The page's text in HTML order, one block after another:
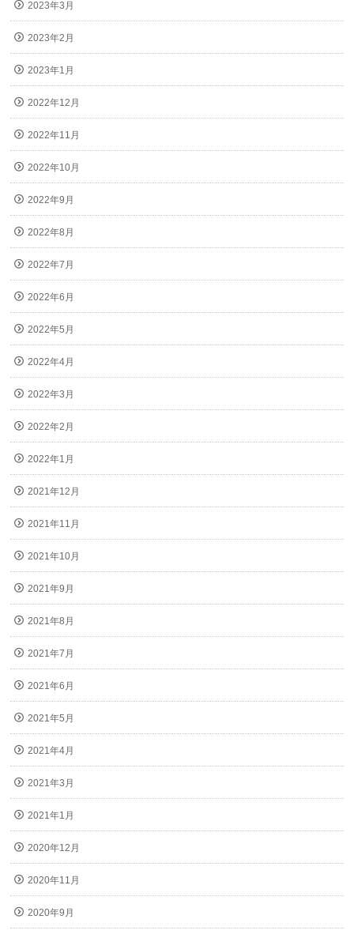
2023年3月
2023年2月
2023年1月
2022年12月
2022年11月
2022年10月
2022年9月
2022年8月
2022年7月
2022年6月
2022年5月
2022年4月
2022年3月
2022年2月
2022年1月
2021年12月
2021年11月
2021年10月
2021年9月
2021年8月
2021年7月
2021年6月
2021年5月
2021年4月
2021年3月
2021年1月
2020年12月
2020年11月
2020年9月